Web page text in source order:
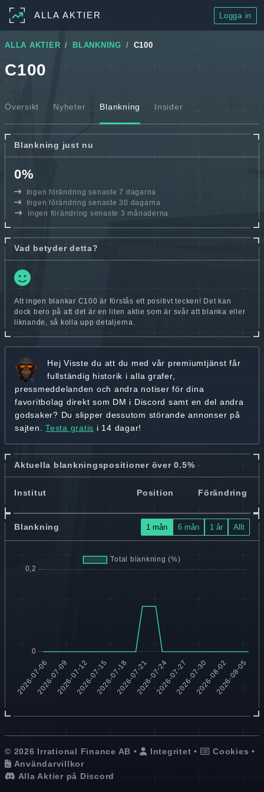
ALLA AKTIER Logga in
ALLA AKTIER BLANKNING C100
C100
Översikt Nyheter Blankning Insider
Blankning just nu
0%
Ingen förändring senaste 7 dagarna
Ingen förändring senaste 30 dagarna
Ingen förändring senaste 3 månaderna
Vad betyder detta?
Att ingen blankar C100 är förstås ett positivt tecken! Det kan
dock bero på att det är en liten aktie som är svår att blanka eller
liknande, så kolla upp detaljerna.
Hej Visste du att du med vår premiumtjänst får
fullständig historik i alla grafer,
pressmeddelanden och andra notiser för dina
favoritbolag direkt som DM i Discord samt en del andra
godsaker? Du slipper dessutom störande annonser på
sajten. Testa gratis i 14 dagar!
Aktuella blankningspositioner över 0.5%
Institut Position Förändring
Blankning 1 mån 6 mån 1 år Allt
© 2026 Irrational Finance AB • Integritet • Cookies •
Användarvillkor
Alla Aktier på Discord